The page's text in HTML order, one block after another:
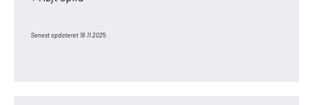
Senest opdateret 18.11.2025